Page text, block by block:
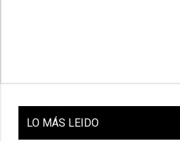
LO MÁS LEIDO